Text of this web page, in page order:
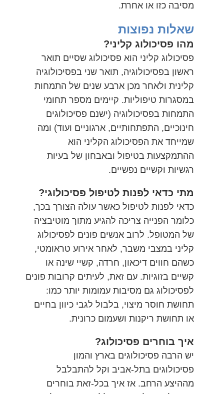
מסיבה כזו או אחרת.
שאלות נפוצות
מהו פסיכולוג קליני?
פסיכולוג קליני הוא פסיכולוג שסיים תואר
ראשון בפסיכולוגיה, תואר שני בפסיכולוגיה
קלינית ולאחר מכן ארבע שנים של התמחות
במסגרות טיפוליות. קיימים מספר תחומי
התמחות בפסיכולוגיה (ישנם פסיכולוגים
חינוכיים, התפתחותיים, ארגוניים ועוד) ומה
שמייחד את הפסיכולוג הקליני הוא
ההתמקצעות בטיפול ובאבחון של בעיות
רגשיות וקשיים נפשיים.
מתי כדאי לפנות לטיפול פסיכולוגי?
כדאי לפנות לטיפול כאשר עולה הצורך בכך,
כלומר הפנייה צריכה להגיע מתוך מוטיבציה
של המטופל. לרוב אנשים פונים לפסיכולוג
קליני במצבי משבר, לאחר אירוע טראומטי,
כשהם חווים דיכאון, חרדה, קשיי שינה או
קשיים בזוגיות. עם זאת, לעיתים קרובות פונים
לפסיכולוג גם מסיבות עמומות יותר כמו:
תחושת חוסר מיצוי, בלבול לגבי כיוון בחיים
או תחושת ריקנות ושעמום כרונית.
איך בוחרים פסיכולוג?
יש הרבה פסיכולוגים בארץ והמון
פסיכולוגים בתל-אביב וקל להתבלבל
מההיצע הרחב. אז איך בכל-זאת בוחרים